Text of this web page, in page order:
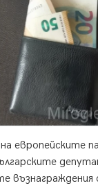
европейските
възнаграждения